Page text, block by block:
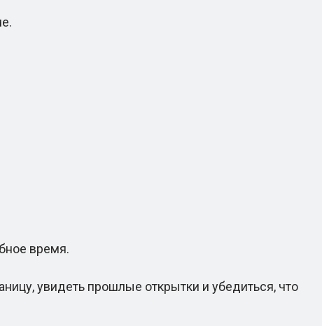
время.
увидеть прошлые открытки и убедиться, что